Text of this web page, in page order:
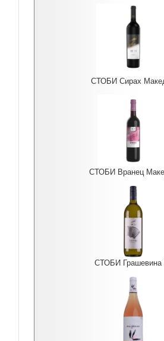
СТОБИ Сирах
СТОБИ Вранец
СТОБИ Грашевина